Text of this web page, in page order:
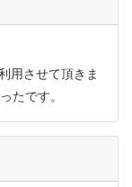
用させて頂きま
たです。